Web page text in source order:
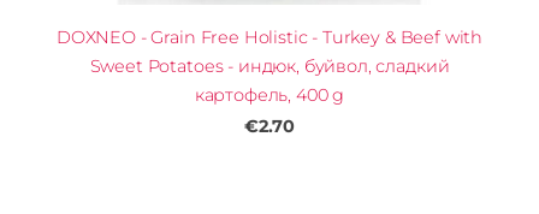
DOXNEO - Grain Free Holistic - Turkey & Beef with
Sweet Potatoes - индюк, буйвол, сладкий
картофель, 400 g
€2.70